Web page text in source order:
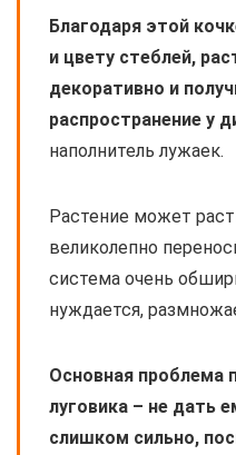
Благодаря этой
и цвету стеблей,
декоративно и
распространение у
наполнитель лужаек.
Растение может
великолепно
система очень
нуждается,
Основная проблема
луговика – не дать
слишком сильно,